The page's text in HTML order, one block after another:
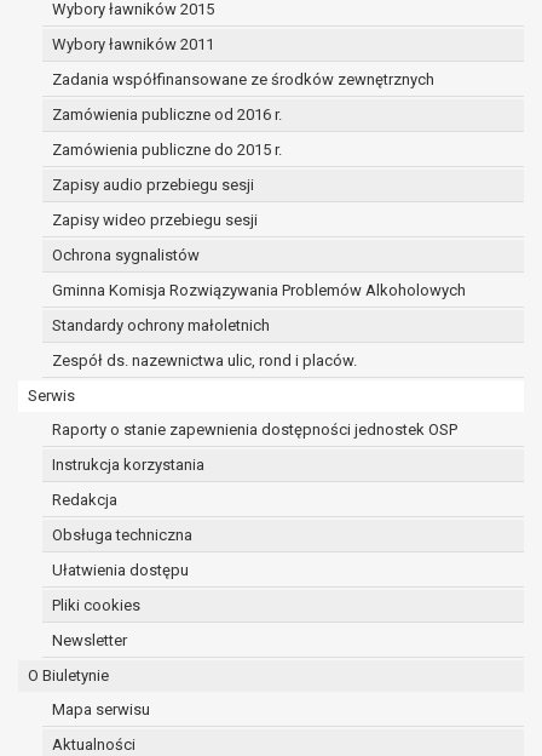
Wybory ławników 2015
Wybory ławników 2011
Zadania współfinansowane ze środków zewnętrznych
Zamówienia publiczne od 2016 r.
Zamówienia publiczne do 2015 r.
Zapisy audio przebiegu sesji
Zapisy wideo przebiegu sesji
Ochrona sygnalistów
Gminna Komisja Rozwiązywania Problemów Alkoholowych
Standardy ochrony małoletnich
Zespół ds. nazewnictwa ulic, rond i placów.
Serwis
Raporty o stanie zapewnienia dostępności jednostek OSP
Instrukcja korzystania
Redakcja
Obsługa techniczna
Ułatwienia dostępu
Pliki cookies
Newsletter
O Biuletynie
Mapa serwisu
Aktualności
celu wywiązania się z obowiązku
wynikającego z przepisów prawa;
prawo do żądania ograniczenia
przetwarzania danych osobowych na
podstawie art. 18 RODO, w przypadku gdy:
osoba, której dane dotyczą
kwestionuje prawidłowość danych
osobowych – na okres pozwalający
administratorowi sprawdzić
prawidłowość tych danych,
przetwarzanie danych jest niezgodne
z prawem, a osoba, której dane
dotyczą, sprzeciwia się usunięciu
danych, żądając w zamian ich
administrator nie potrzebuje już
danych dla swoich celów, ale osoba,
której dane dotyczą, potrzebuje ich do
roszczeń,
sprzeciw wobec przetwarzania
prawo do przenoszenia danych na